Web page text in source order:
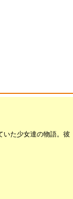
いた少女達の物語。彼